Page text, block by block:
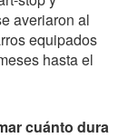
averiaron al
equipados
hasta el
cuánto dura